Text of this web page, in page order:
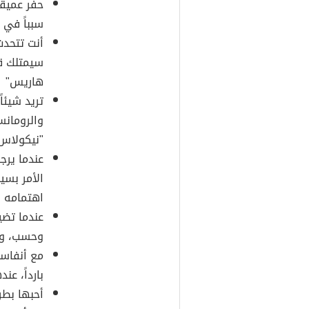
حفر
سبباً في
أنت
سيمتلك
هاريس"
تريد
عندما
الأمر
عندما
وحسب،
مع
بارداً،
أحبها